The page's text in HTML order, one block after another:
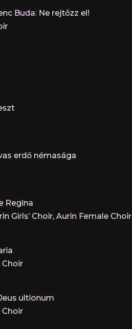
Buda: Ne rejtőzz el!
erdő némasága
Regina
Girls’ Choir, Aurin Female Choir
Choir
ultionum
Choir